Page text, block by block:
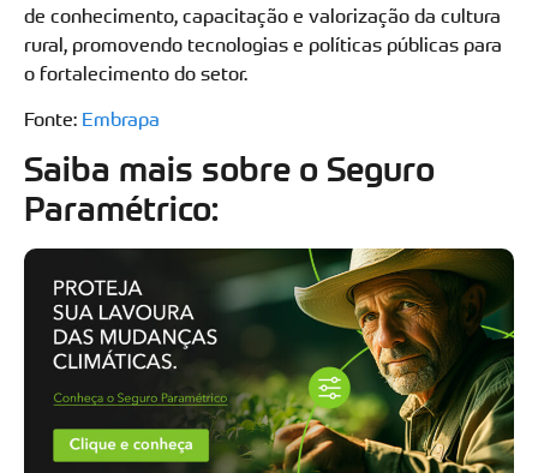
de conhecimento, capacitação e valorização da cultura
rural, promovendo tecnologias e políticas públicas para
o fortalecimento do setor.
Fonte: Embrapa
Saiba mais sobre o Seguro
Paramétrico: